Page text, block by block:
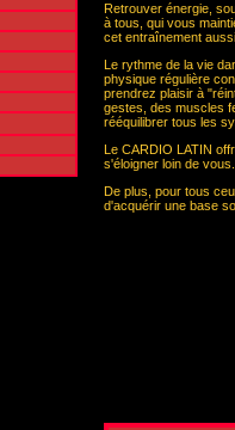
Retrouver énergie,
à tous, qui vous
cet entraînement
Le rythme de la vie
physique régulière
prendrez plaisir à
gestes, des muscles
rééquilibrer tous les
Le CARDIO LATIN
s'éloigner loin de vous.
De plus, pour tous
d'acquérir une base